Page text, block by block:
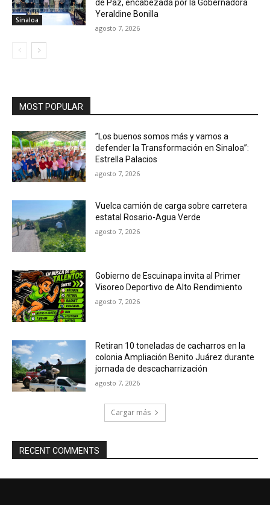
Sinaloa
de Paz, encabezada por la Gobernadora
Yeraldine Bonilla
agosto 7, 2026
MOST POPULAR
”Los buenos somos más y vamos a
defender la Transformación en Sinaloa”:
Estrella Palacios
agosto 7, 2026
Vuelca camión de carga sobre carretera
estatal Rosario-Agua Verde
agosto 7, 2026
Gobierno de Escuinapa invita al Primer
Visoreo Deportivo de Alto Rendimiento
agosto 7, 2026
Retiran 10 toneladas de cacharros en la
colonia Ampliación Benito Juárez durante
jornada de descacharrización
agosto 7, 2026
Cargar más
RECENT COMMENTS